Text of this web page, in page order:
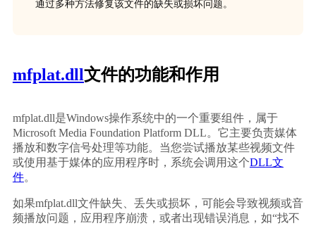
通过多种方法修复该文件的缺失或损坏问题。
mfplat.dll文件的功能和作用
mfplat.dll是Windows操作系统中的一个重要组件，属于
Microsoft Media Foundation Platform DLL。它主要负责媒体
播放和数字信号处理等功能。当您尝试播放某些视频文件
或使用基于媒体的应用程序时，系统会调用这个DLL文
件。
如果mfplat.dll文件缺失、丢失或损坏，可能会导致视频或音
频播放问题，应用程序崩溃，或者出现错误消息，如“找不